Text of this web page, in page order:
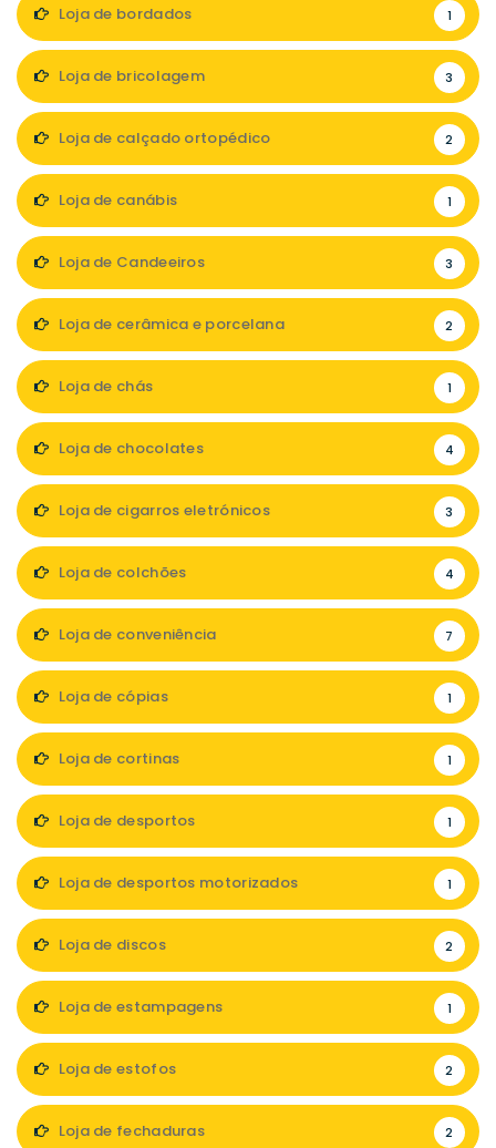
Loja de bordados 1
Loja de bricolagem 3
Loja de calçado ortopédico 2
Loja de canábis 1
Loja de Candeeiros 3
Loja de cerâmica e porcelana 2
Loja de chás 1
Loja de chocolates 4
Loja de cigarros eletrónicos 3
Loja de colchões 4
Loja de conveniência 7
Loja de cópias 1
Loja de cortinas 1
Loja de desportos 1
Loja de desportos motorizados 1
Loja de discos 2
Loja de estampagens 1
Loja de estofos 2
Loja de fechaduras 2